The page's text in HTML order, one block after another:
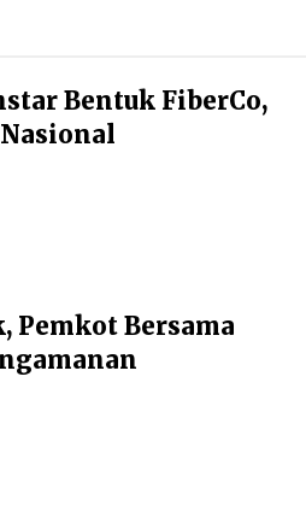
Bentuk FiberCo,
Pemkot Bersama